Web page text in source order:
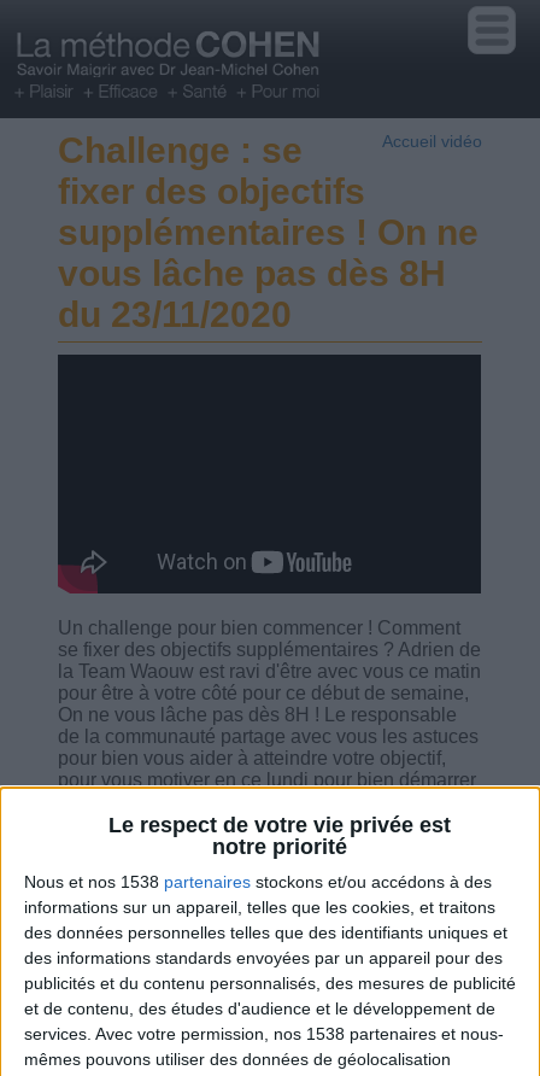
Le respect de votre vie privée est
notre priorité
Nous et nos 1538 partenaires stockons et/ou accédons à des
informations sur un appareil, telles que les cookies, et traitons
des données personnelles telles que des identifiants uniques et
des informations standards envoyées par un appareil pour des
publicités et du contenu personnalisés, des mesures de publicité
et de contenu, des études d'audience et le développement de
services. Avec votre permission, nos 1538 partenaires et nous-
mêmes pouvons utiliser des données de géolocalisation
Accueil vidéo
Challenge : se
fixer des objectifs
supplémentaires ! On ne
vous lâche pas dès 8H
du 23/11/2020
Un challenge pour bien commencer ! Comment
se fixer des objectifs supplémentaires ? Adrien de
la Team Waouw est ravi d'être avec vous ce matin
pour être à votre côté pour ce début de semaine,
On ne vous lâche pas dès 8H ! Le responsable
de la communauté partage avec vous les astuces
pour bien vous aider à atteindre votre objectif,
pour vous motiver en ce lundi pour bien démarrer
Jean-Michel Cohen, des nouveautés du
programme, le live de Cathychou, les
chaque lundi, la Routine Minceur et les Objectifs
SMART.
Combien de kilos souhaitez-vous perdre ?